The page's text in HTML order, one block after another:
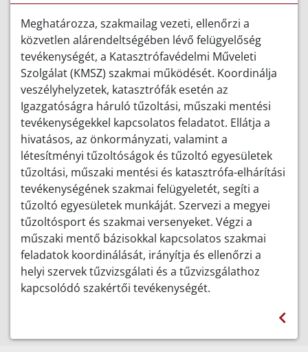
Meghatározza, szakmailag vezeti, ellenőrzi a
közvetlen alárendeltségében lévő felügyelőség
tevékenységét, a Katasztrófavédelmi Műveleti
Szolgálat (KMSZ) szakmai működését. Koordinálja
veszélyhelyzetek, katasztrófák esetén az
Igazgatóságra háruló tűzoltási, műszaki mentési
tevékenységekkel kapcsolatos feladatot. Ellátja a
hivatásos, az önkormányzati, valamint a
létesítményi tűzoltóságok és tűzoltó egyesületek
tűzoltási, műszaki mentési és katasztrófa-elhárítási
tevékenységének szakmai felügyeletét, segíti a
tűzoltó egyesületek munkáját. Szervezi a megyei
tűzoltósport és szakmai versenyeket. Végzi a
műszaki mentő bázisokkal kapcsolatos szakmai
feladatok koordinálását, irányítja és ellenőrzi a
helyi szervek tűzvizsgálati és a tűzvizsgálathoz
kapcsolódó szakértői tevékenységét.